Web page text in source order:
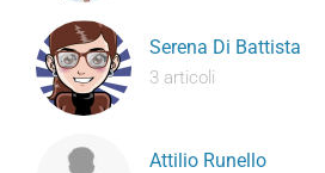
Serena Di Battista
3 articoli
Attilio Runello